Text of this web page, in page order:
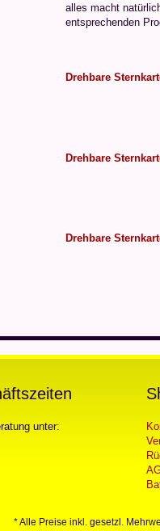
alles macht
entsprechenden
Drehbare
Drehbare
Drehbare
unter:
* Alle Preise inkl. gesetzl.